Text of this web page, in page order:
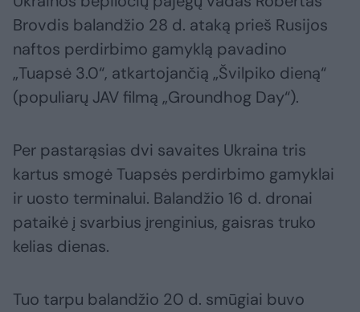
Brovdis balandžio 28 d. ataką prieš Rusijos
naftos perdirbimo gamyklą pavadino
„Tuapsė 3.0“, atkartojančią „Švilpiko dieną“
(populiarų JAV filmą „Groundhog Day“).
Per pastarąsias dvi savaites Ukraina tris
kartus smogė Tuapsės perdirbimo gamyklai
ir uosto terminalui. Balandžio 16 d. dronai
pataikė į svarbius įrenginius, gaisras truko
kelias dienas.
Tuo tarpu balandžio 20 d. smūgiai buvo